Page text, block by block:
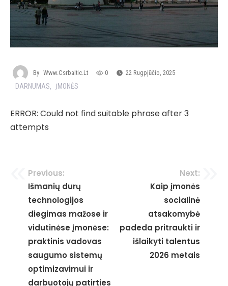
By Www.csrbaltic.lt 0 22 Rugpjūčio, 2025
DARNUMAS, ĮMONĖS
ERROR: Could not find suitable phrase after 3
attempts
Navigacija
tarp
įrašų
Previous:
Išmanių durų
technologijos
diegimas mažose ir
vidutinėse įmonėse:
praktinis vadovas
saugumo sistemų
optimizavimui ir
darbuotojų patirties
Next:
Kaip įmonės
socialinė
atsakomybė
padeda pritraukti ir
išlaikyti talentus
2026 metais